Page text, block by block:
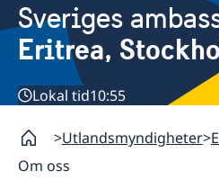
Sveriges
Eritrea,
Lokal tid10:55
Utlandsmyndigheter
Om oss